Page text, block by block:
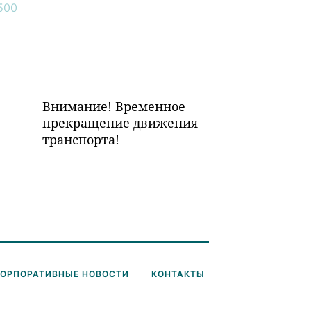
Внимание! Временное
прекращение движения
транспорта!
НОВОСТИ КОНТАКТЫ